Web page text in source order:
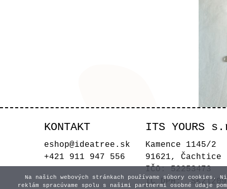
KONTAKT
eshop@ideatree.sk
+421 911 947 556
ITS YOURS
Kamence 1145/2
91621, Čachtice
IČO: 52253473
IČ DPH:
Na našich webových stránkach používame súbory
reklám spracúvame spolu s našimi partnermi osobné údaje